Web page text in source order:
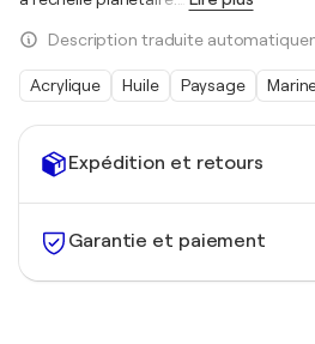
Expédition et retours
Garantie et paiement
Description traduite
Acrylique Huile Paysage